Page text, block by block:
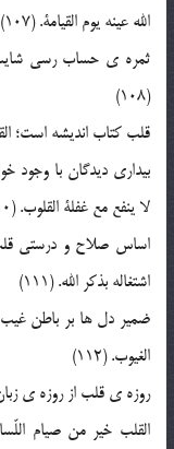
الله عينه يوم القيامة. (107)
ثمره ي حساب رسي
(108)
قلب کتاب انديشه است؛
بيداري ديدگان با وجود
لا ينفع مع غفلة القلوب. (110)
اساس صلاح و درستي
اشتغاله بذکر الله. (111)
ضمير دل ها بر باطن غيب
الغيوب. (112)
روزه ي قلب از روزه ي
القلب خير من صيام